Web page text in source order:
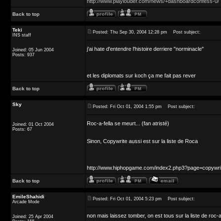
Back to top
Teki
INS staff
Joined: 05 Jun 2004
Posts: 937
Posted: Thu Sep 30, 2004 12:28 pm Post subject:
j'ai hate d'entendre l'histoire derriere "norminacle"
et les diplomats sur koch ça me fait pas rever
Back to top
Sky
Joined: 01 Oct 2004
Posts: 67
Posted: Fri Oct 01, 2004 1:55 pm Post subject:
Roc-a-fella se meurt... (fan atristé)
Sinon, Copywrite aussi est sur la liste de Roca
http://www.hiphopgame.com/
Back to top
EmileShahidi
Arcade Mode
Joined: 25 Apr 2004
Posted: Fri Oct 01, 2004 5:23 pm Post subject:
non mais laissez tomber, on est tous sur la liste de roc-